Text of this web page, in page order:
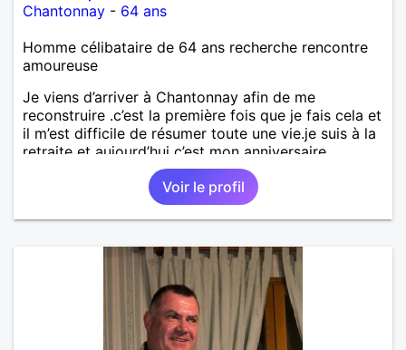
Chantonnay - 64 ans
Homme célibataire de 64 ans recherche rencontre
amoureuse
Je viens d’arriver à Chantonnay afin de me
reconstruire .c’est la première fois que je fais cela et
il m’est difficile de résumer toute une vie.je suis à la
retraite et aujourd’hui c’est mon anniversaire
!J’aimerais rencontrer quelqu’un qui partage les
mêmes valeurs qui font de quelqu’un un être humain
Voir le profil